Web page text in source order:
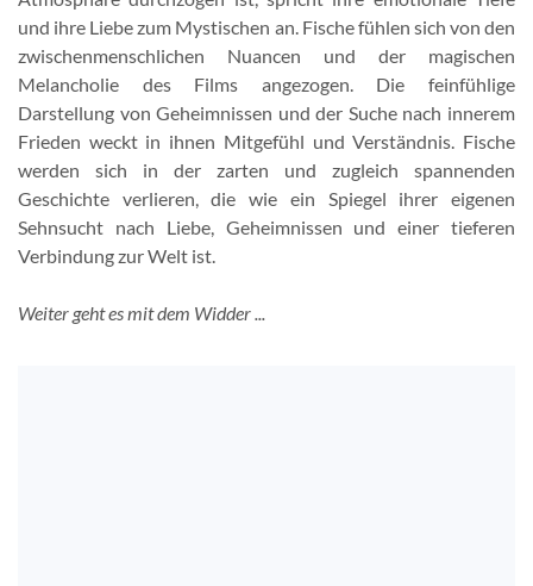
und ihre Liebe zum Mystischen an. Fische fühlen sich von den
zwischenmenschlichen Nuancen und der magischen
Melancholie des Films angezogen. Die feinfühlige
Darstellung von Geheimnissen und der Suche nach innerem
Frieden weckt in ihnen Mitgefühl und Verständnis. Fische
werden sich in der zarten und zugleich spannenden
Geschichte verlieren, die wie ein Spiegel ihrer eigenen
Sehnsucht nach Liebe, Geheimnissen und einer tieferen
Verbindung zur Welt ist.
Weiter geht es mit dem Widder ...